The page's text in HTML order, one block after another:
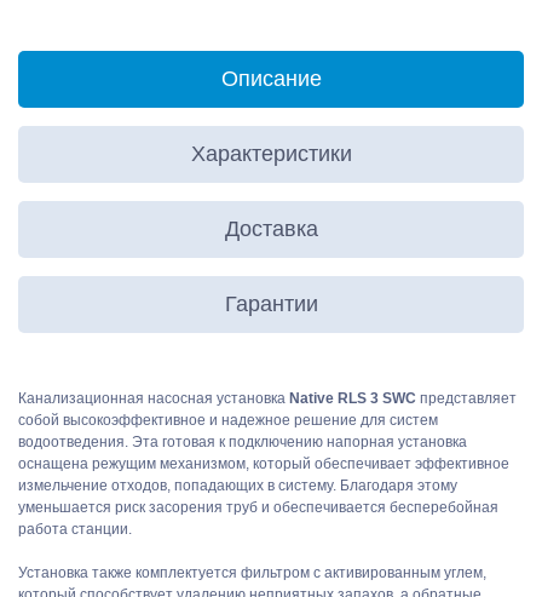
Описание
Характеристики
Доставка
Гарантии
Канализационная насосная установка Native RLS 3 SWC представляет
собой высокоэффективное и надежное решение для систем
водоотведения. Эта готовая к подключению напорная установка
оснащена режущим механизмом, который обеспечивает эффективное
измельчение отходов, попадающих в систему. Благодаря этому
уменьшается риск засорения труб и обеспечивается бесперебойная
работа станции.
Установка также комплектуется фильтром с активированным углем,